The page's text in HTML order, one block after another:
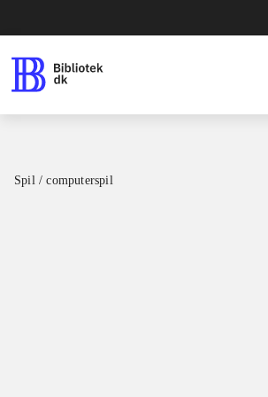
Spil / computerspil